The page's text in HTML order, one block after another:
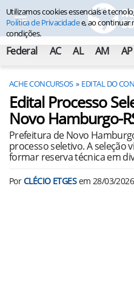
Federal AC AL AM AP
ACHE CONCURSOS EDITAL DO
Edital Processo
Novo Hamburgo-
Prefeitura de Novo
processo seletivo. A seleção
formar reserva técnica em
PorCLÉCIO ETGESem 28/03/
Utilizamos cookies essenciais e
Política de Privacidadee, ao continuar
condições.